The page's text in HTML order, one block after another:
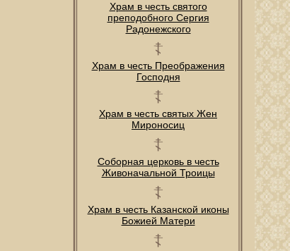
Храм в честь святого
преподобного Сергия
Радонежского
Храм в честь Преображения
Господня
Храм в честь святых Жен
Мироносиц
Соборная церковь в честь
Живоначальной Троицы
Храм в честь Казанской иконы
Божией Матери